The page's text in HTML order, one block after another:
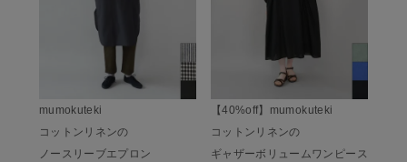
mumokuteki
コットンリネンの
ノースリーブエプロン
【40%off】mumokuteki
コットンリネンの
ギャザーボリュームワンピース